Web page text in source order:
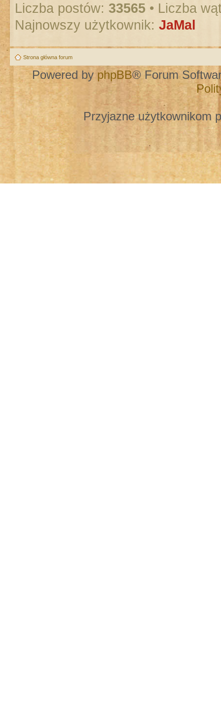
Liczba postów: 33565 • Liczba
Najnowszy użytkownik: JaMal
Strona główna forum
Powered by phpBB® Forum
Przyjazne użytkownikom